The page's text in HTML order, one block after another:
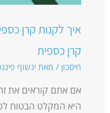
איך לקנות קרן
קרן כספית
חיסכון/ מאת ינשוף
אם אתם קוראים את
היא המקלט הבטוח